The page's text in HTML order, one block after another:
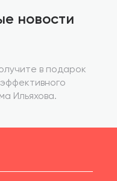
новости
в подарок
Ильяхова.